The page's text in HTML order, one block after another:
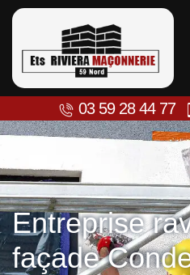
03 59 28 44 77
Entreprise
façade